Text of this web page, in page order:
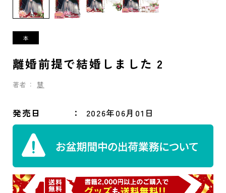
離婚前提で結婚しました 2
著者： 慧
発売日 2026年06月01日